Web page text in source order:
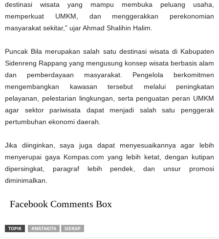
destinasi wisata yang mampu membuka peluang usaha,
memperkuat UMKM, dan menggerakkan perekonomian
masyarakat sekitar,” ujar Ahmad Shalihin Halim.
Puncak Bila merupakan salah satu destinasi wisata di Kabupaten
Sidenreng Rappang yang mengusung konsep wisata berbasis alam
dan pemberdayaan masyarakat. Pengelola berkomitmen
mengembangkan kawasan tersebut melalui peningkatan
pelayanan, pelestarian lingkungan, serta penguatan peran UMKM
agar sektor pariwisata dapat menjadi salah satu penggerak
pertumbuhan ekonomi daerah.
Jika diinginkan, saya juga dapat menyesuaikannya agar lebih
menyerupai gaya Kompas.com yang lebih ketat, dengan kutipan
dipersingkat, paragraf lebih pendek, dan unsur promosi
diminimalkan.
Facebook Comments Box
TOPIK #MATAKITA SIDRAP